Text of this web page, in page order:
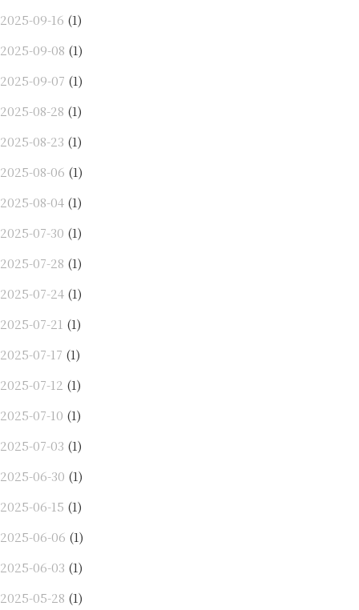
2025-09-16 (1)
2025-09-08 (1)
2025-09-07 (1)
2025-08-28 (1)
2025-08-23 (1)
2025-08-06 (1)
2025-08-04 (1)
2025-07-30 (1)
2025-07-28 (1)
2025-07-24 (1)
2025-07-21 (1)
2025-07-17 (1)
2025-07-12 (1)
2025-07-10 (1)
2025-07-03 (1)
2025-06-30 (1)
2025-06-15 (1)
2025-06-06 (1)
2025-06-03 (1)
2025-05-28 (1)